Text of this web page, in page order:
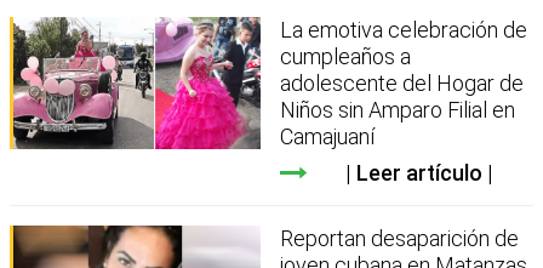
La emotiva celebración de
cumpleaños a
adolescente del Hogar de
Niños sin Amparo Filial en
Camajuaní
Leer artículo
Reportan desaparición de